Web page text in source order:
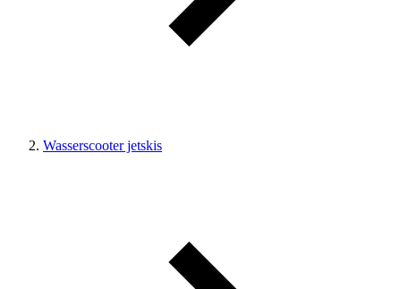
Wasserscooter jetskis